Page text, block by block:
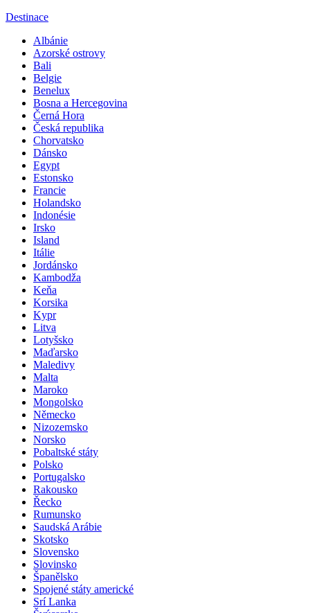
Destinace
Albánie
Azorské ostrovy
Bali
Belgie
Benelux
Bosna a Hercegovina
Černá Hora
Česká republika
Chorvatsko
Dánsko
Egypt
Estonsko
Francie
Holandsko
Indonésie
Irsko
Island
Itálie
Jordánsko
Kambodža
Keňa
Korsika
Kypr
Litva
Lotyšsko
Maďarsko
Maledivy
Malta
Maroko
Mongolsko
Německo
Nizozemsko
Norsko
Pobaltské státy
Polsko
Portugalsko
Rakousko
Řecko
Rumunsko
Saudská Arábie
Skotsko
Slovensko
Slovinsko
Španělsko
Spojené státy americké
Srí Lanka